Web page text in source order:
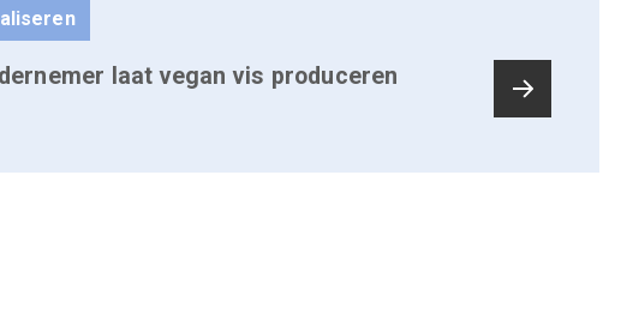
laat vegan vis produceren